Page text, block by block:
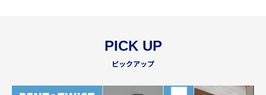
PICK UP
ピックアップ